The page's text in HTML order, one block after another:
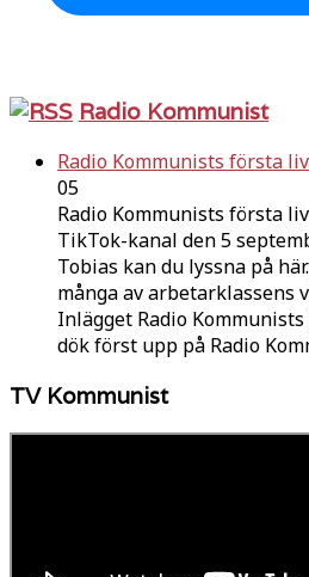
Radio Kommunist
Radio Kommunists första
05
Radio Kommunists första
TikTok-kanal den 5
Tobias kan du lyssna på
många av arbetarklassens
Inlägget Radio
dök först upp på Radio
TV Kommunist